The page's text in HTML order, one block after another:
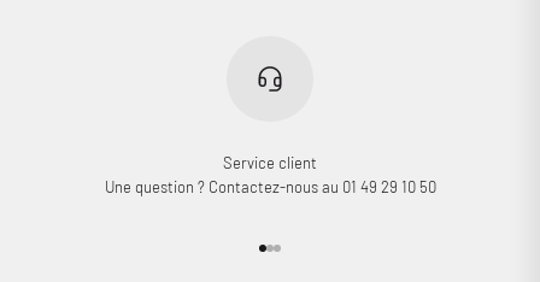
Service client
Une question ? Contactez-nous au 01 49 29 10 50
Aller à l'élément 1
Aller à l'élément 2
Aller à l'élément 3
votre liste de souhaits et afficher vos articles précédemment